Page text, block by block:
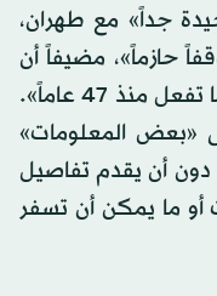
جداً» مع طهران،
حازماً»، مضيفاً أن
إيران «تصرفت بقدر من المكر، كما تفعل منذ 47 عاماً».
«بعض المعلومات»
دون أن يقدم تفاصيل
أو ما يمكن أن تسفر